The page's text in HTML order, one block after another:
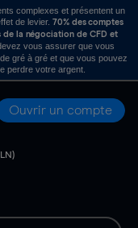
complexes et présentent un
de levier. 70% des comptes
de la négociation de CFD et
vous assurer que vous
gré à gré et que vous pouvez
perdre votre argent.
Ouvrir un compte